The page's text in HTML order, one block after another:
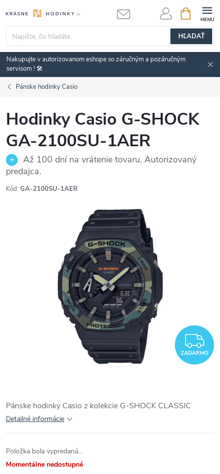
na
obsah
HĽADAŤ
KOŠÍK
Nakupujte v autorizovanom eshope so záručným a pozáručným
servisom ! 🛠️
Pánske hodinky Casio
Hodinky Casio G-SHOCK
GA-2100SU-1AER
Až 100 dní na vrátenie tovaru. Autorizovaný
predajca.
Kód: GA-2100SU-1AER
ZADARMO
Pánske hodinky Casio z kolekcie G-SHOCK CLASSIC
Detailné informácie
Položka bola vypredaná…
Momentálne nedostupné